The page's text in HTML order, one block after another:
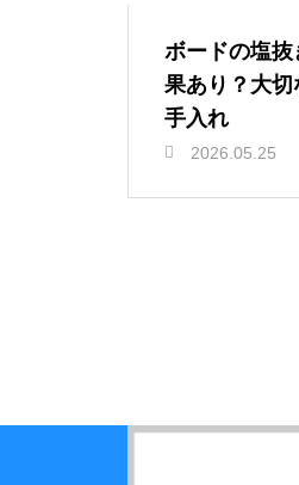
ボードの塩
果あり？大
手入れ
2026.05.25